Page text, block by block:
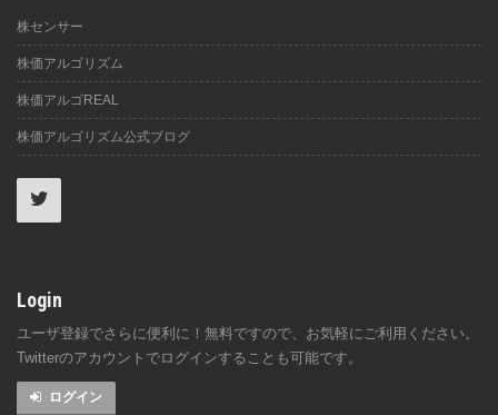
株センサー
株価アルゴリズム
株価アルゴREAL
株価アルゴリズム公式ブログ
Login
ユーザ登録でさらに便利に！無料ですので、お気軽にご利用ください。
Twitterのアカウントでログインすることも可能です。
ログイン